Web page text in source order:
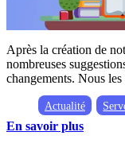
Après la création de
nombreuses
changements. Nous
Actualité
En savoir plus